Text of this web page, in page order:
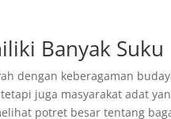
Banyak Suku
dengan keberagaman
juga masyarakat adat
potret besar tentang